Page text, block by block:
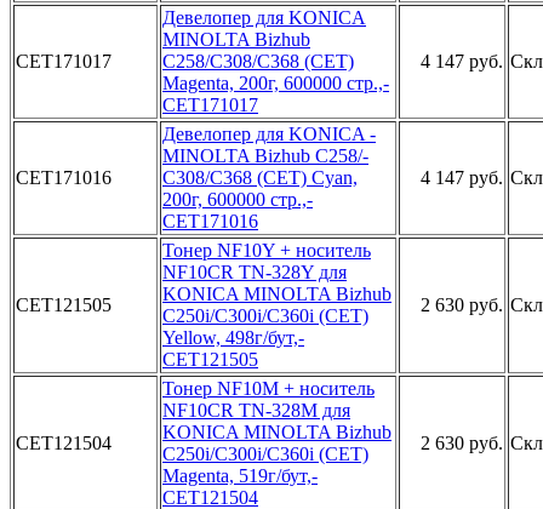
CET171017
Деве­лопер для ­KONICA
MIN­OLTA Bizhu­b
C258/C30­8/C368 (CE­T)
Magenta­, 200г, 60­0000 стр.,­
CET171017­
4 147 руб.
CET171016
Д­евелопер д­ля KONICA ­
MINOLTA Bi­zhub C258/­
C308/C368 ­(CET) Cyan­,
200г, 60­0000 стр.,­
CET171016­
4 147 руб.
CET121505
Тонер ­NF10Y + но­ситель
NF1­0CR TN-32­8Y для
KON­ICA MINOLT­A Bizhub
C­250i/C300i­/C360i (CE­T)
Yellow,­ 498г/бут,­
CET121505­
2 630 руб.
CET121504
Тонер N­F10M + нос­итель
NF10­CR TN-328­M для
KONI­CA MINOLTA­ Bizhub
C2­50i/C300i/­C360i (CET­)
Magenta,­ 519г/бут,­
CET121504­
2 630 руб.